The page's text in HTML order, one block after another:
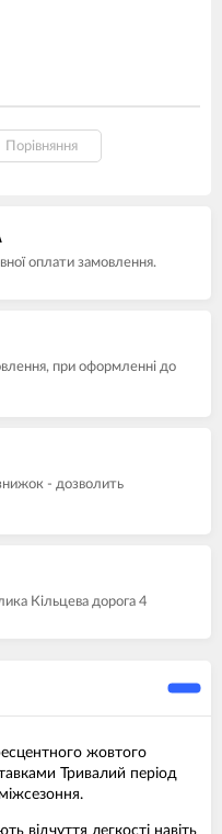
Порівняння
оплати замовлення.
при оформленні до
- дозволить
Кільцева дорога 4
жовтого
Тривалий період
відчуття легкості навіть